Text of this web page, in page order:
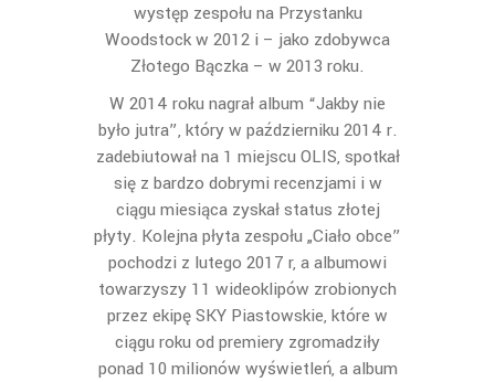
występ zespołu na Przystanku
Woodstock w 2012 i – jako zdobywca
Złotego Bączka – w 2013 roku.
W 2014 roku nagrał album “Jakby nie
było jutra”, który w październiku 2014 r.
zadebiutował na 1 miejscu OLIS, spotkał
się z bardzo dobrymi recenzjami i w
ciągu miesiąca zyskał status złotej
płyty. Kolejna płyta zespołu „Ciało obce”
pochodzi z lutego 2017 r, a albumowi
towarzyszy 11 wideoklipów zrobionych
przez ekipę SKY Piastowskie, które w
ciągu roku od premiery zgromadziły
ponad 10 milionów wyświetleń, a album